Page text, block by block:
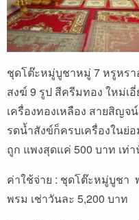
ชุดโต๊ะหมู่บูชาหมู่ 7 หรูหรา
สงฆ์ 9 รูป สีครีมทอง ใหม่เ
เครื่องทองเหลือง สายสิญจ
รดน้ำสังข์ก็ครบเครื่องในย่
ถูก แพงสุดแค่ 500 บาท เท่า
ค่าใช้จ่าย : ชุดโต๊ะหมู่บูชา
พรม เช่าวันละ 5,200 บาท